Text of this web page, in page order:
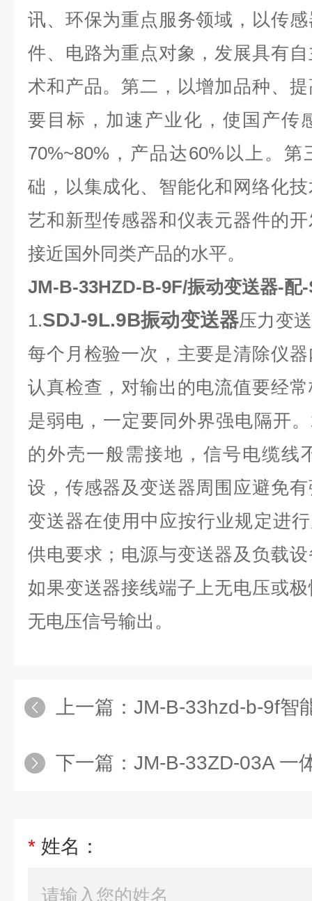
讯、环保为重点服务领域，以传
件、电路为重点对象，发展具有
术和产品。第二，以增加品种、
要目标，加速产业化，使国产传
70%~80%，产品达60%以上。
础，以集成化、智能化和网络化
艺和新型传感器和仪表元器件的
接近国外同类产品的水平。
JM-B-33HZD-B-9F/振动变送器-配
1.SDJ-9L.9B振动变送器压力变
每个月检验一次，主要是清除仪
认真检查，对输出的电流值要经
是弱电，一定要同外界强电隔开
的外壳一般需接地，信号电缆线
设，传感器及变送器周围应避免
变送器在使用中应按行业规定进
供电要求；电源与变送器及负载
如果变送器接线端子上无电压或
无电压信号输出。
上一篇： JM-B-33hzd-b-9f智
下一篇： JM-B-33ZD-03A 一
* 姓名：